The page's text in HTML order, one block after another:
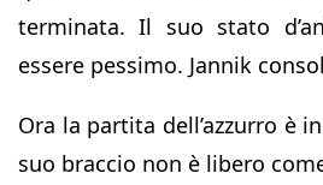
terminata. Il suo stato
essere pessimo. Jannik
Ora la partita dell’azzurro è
suo braccio non è libero